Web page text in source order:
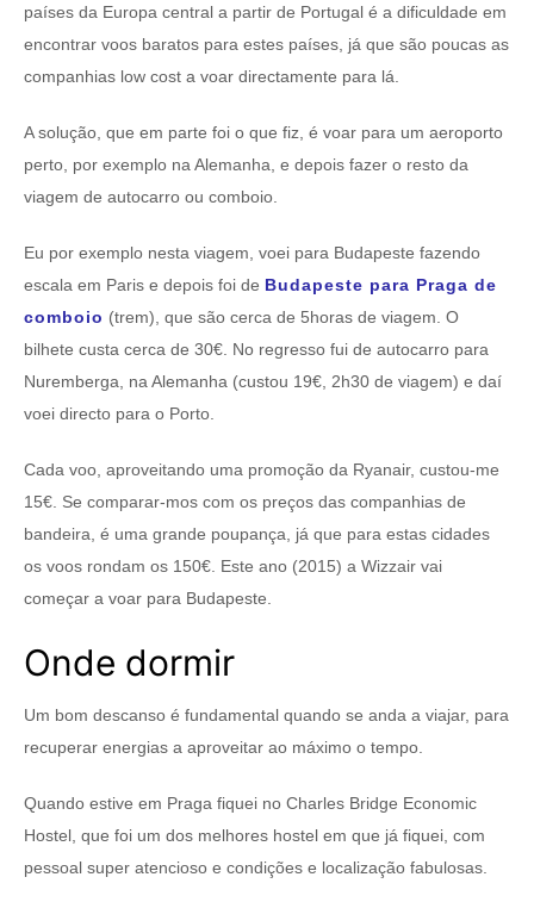
países da Europa central a partir de Portugal é a dificuldade em
encontrar voos baratos para estes países, já que são poucas as
companhias low cost a voar directamente para lá.
A solução, que em parte foi o que fiz, é voar para um aeroporto
perto, por exemplo na Alemanha, e depois fazer o resto da
viagem de autocarro ou comboio.
Eu por exemplo nesta viagem, voei para Budapeste fazendo
escala em Paris e depois foi de Budapeste para Praga de
comboio (trem), que são cerca de 5horas de viagem. O
bilhete custa cerca de 30€. No regresso fui de autocarro para
Nuremberga, na Alemanha (custou 19€, 2h30 de viagem) e daí
voei directo para o Porto.
Cada voo, aproveitando uma promoção da Ryanair, custou-me
15€. Se comparar-mos com os preços das companhias de
bandeira, é uma grande poupança, já que para estas cidades
os voos rondam os 150€. Este ano (2015) a Wizzair vai
começar a voar para Budapeste.
Onde dormir
Um bom descanso é fundamental quando se anda a viajar, para
recuperar energias a aproveitar ao máximo o tempo.
Quando estive em Praga fiquei no Charles Bridge Economic
Hostel, que foi um dos melhores hostel em que já fiquei, com
pessoal super atencioso e condições e localização fabulosas.